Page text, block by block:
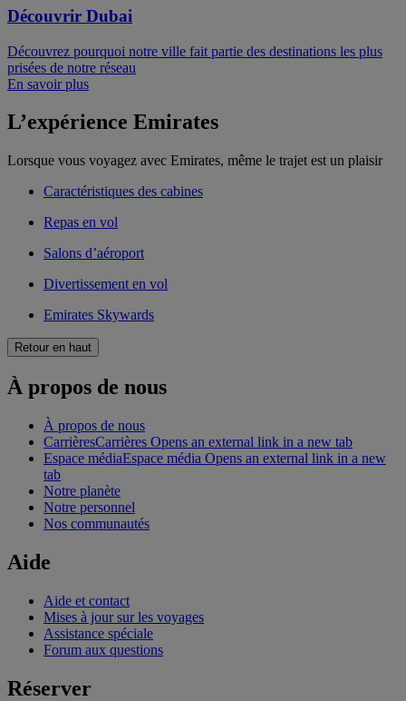
Découvrir Dubai
Découvrez pourquoi notre ville fait partie des destinations les plus
prisées de notre réseau
En savoir plus
L’expérience Emirates
Lorsque vous voyagez avec Emirates, même le trajet est un plaisir
Caractéristiques des cabines
Repas en vol
Salons d’aéroport
Divertissement en vol
Emirates Skywards
Retour en haut
À propos de nous
À propos de nous
CarrièresCarrières Opens an external link in a new tab
Espace médiaEspace média Opens an external link in a new
tab
Notre planète
Notre personnel
Nos communautés
Aide
Aide et contact
Mises à jour sur les voyages
Assistance spéciale
Forum aux questions
Réserver